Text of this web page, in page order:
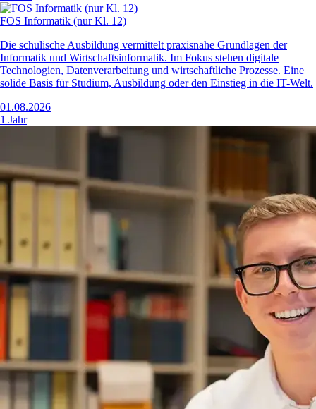
FOS Informatik (nur Kl. 12)
Die schulische Ausbildung vermittelt praxisnahe Grundlagen der
Informatik und Wirtschaftsinformatik. Im Fokus stehen digitale
Technologien, Datenverarbeitung und wirtschaftliche Prozesse. Eine
solide Basis für Studium, Ausbildung oder den Einstieg in die IT-Welt.
01.08.2026
1 Jahr